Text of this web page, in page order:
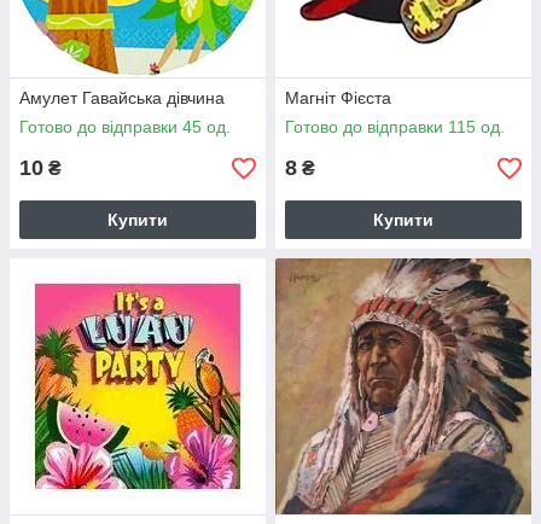
Амулет Гавайська дівчина
Готово до відправки 45 од.
10 ₴
Купити
Магніт Фієста
Готово до відправки 115 од.
8 ₴
Купити